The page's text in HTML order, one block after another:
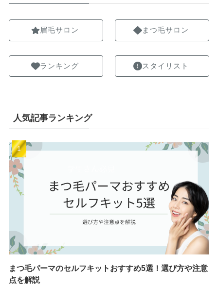
眉毛サロン
ランキング
まつ毛サロン
スタイリスト
人気記事ランキング
まつ毛パーマのセルフキットおすすめ5選！選び方や注意
点を解説